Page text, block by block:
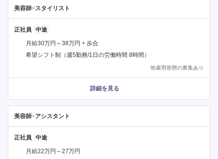
美容師×スタイリスト
正社員
月給30万円～38万円 + 歩合
希望シフト制（週5勤務/1日の労働時間 8時間）
他雇用形態の募集あり
詳細を見る
美容師×アシスタント
正社員
月給22万円～27万円